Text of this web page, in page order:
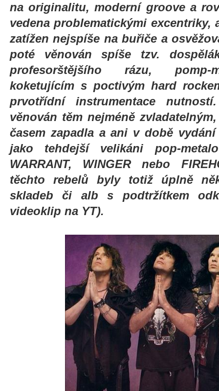
na originalitu, moderní groove a
vedena problematickými
zatížen nejspíše na buřiče a
poté věnován spíše tzv.
profesorštějšího rázu, pomp-
koketujícím s poctivým hard
prvotřídní instrumentace
věnován těm nejméně
časem zapadla a ani v době
jako tehdejší velikáni pop-
WARRANT, WINGER nebo
těchto rebelů byly totiž úplně
skladeb či alb s podtržítkem
videoklip na YT).